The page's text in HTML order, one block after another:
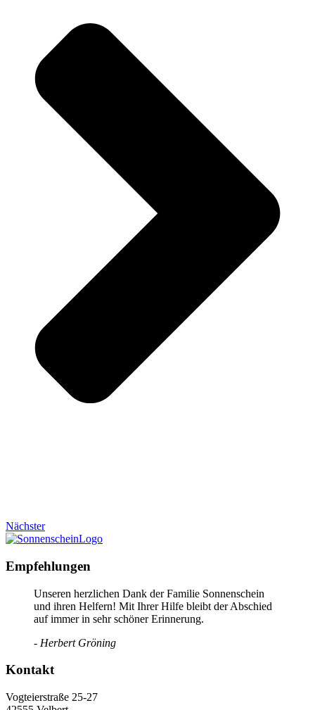
Nächster
Empfehlungen
Unseren herzlichen Dank der Familie Sonnenschein
und ihren Helfern! Mit Ihrer Hilfe bleibt der Abschied
auf immer in sehr schöner Erinnerung.
- Herbert Gröning
Kontakt
Vogteierstraße 25-27